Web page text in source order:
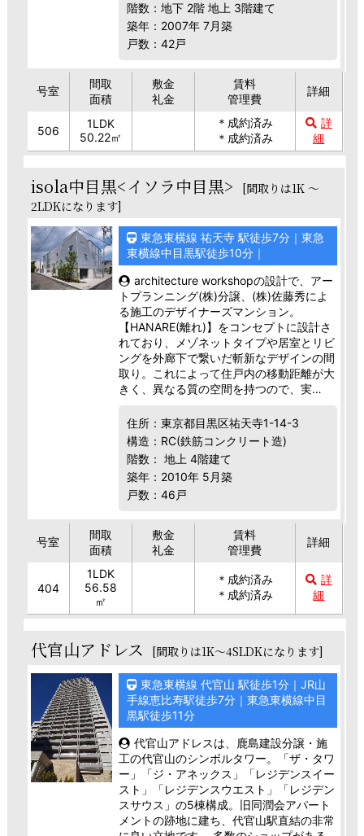
階数：地下 2階 地上 3階建て
築年：2007年 7月築
戸数：42戸
号室
間取
面積
敷金
礼金
賃料
管理費
詳細
506
1LDK
50.22㎡
＊成約済み
＊成約済み
詳
細
isola中目黒<イソラ中目黒>
[間取りは1K ～
2LDKになります]
東急東横線 祐天寺 駅徒歩7分｜東急
東横線中目黒駅徒歩10分｜
architecture workshopの設計で、アー
トプランニング(株)分譲、(株)佐藤秀によ
る施工のデザイナーズマンション。
【HANARE(離れ)】をコンセプトに設計さ
れており、メゾネットタイプや居室とリビ
ングを外廊下で繋いだ斬新なデザインの間
取り。これによって住戸内の移動距離が大
きく、異なる質の空間を持つので、実…
住所：東京都目黒区祐天寺1-14-3
構造：RC(鉄筋コンクリート造)
階数： 地上 4階建て
築年：2010年 5月築
戸数：46戸
号室
間取
面積
敷金
礼金
賃料
管理費
詳細
404
1LDK
56.58
㎡
＊成約済み
＊成約済み
詳
細
代官山アドレス [間取りは1K～4SLDKになります]
東急東横線 代官山 駅徒歩1分｜JR山
手線恵比寿駅徒歩7分｜東急東横線中目
黒駅徒歩11分
代官山アドレスは、鹿島建設分譲・施
工の代官山のシンボルタワー。「ザ・タワ
ー」「ジ・アネックス」「レジデンスイー
スト」「レジデンスウエスト」「レジデン
スサウス」の5棟構成。旧同潤会アパート
メントの跡地に建ち、代官山駅直結の非常